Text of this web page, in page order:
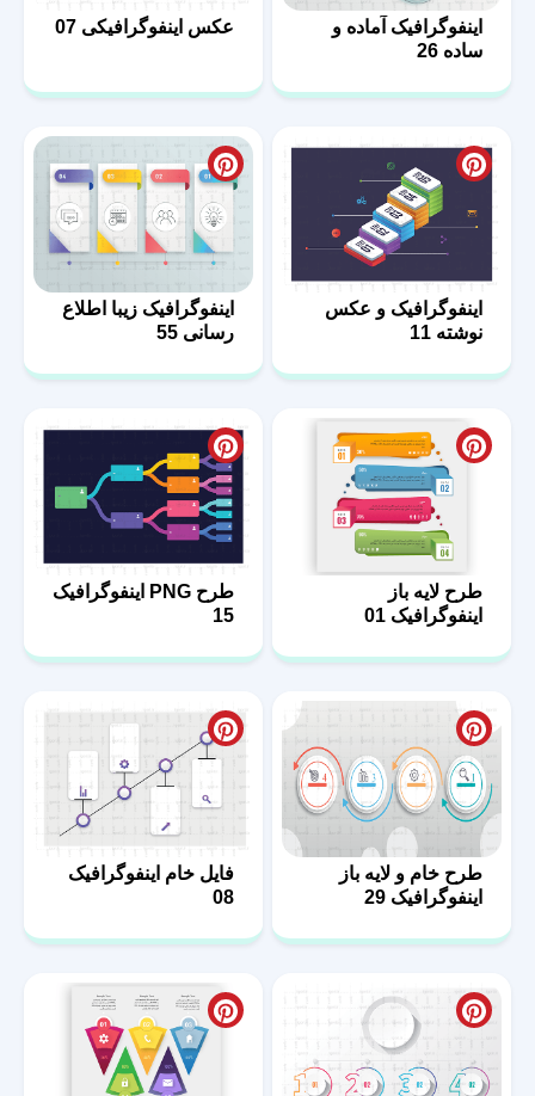
اینفوگرافیک آماده و
ساده 26
عکس اینفوگرافیکی 07
اینفوگرافیک و عکس
نوشته 11
اینفوگرافیک زیبا اطلاع
رسانی 55
طرح لایه باز
اینفوگرافیک 01
طرح PNG اینفوگرافیک
15
طرح خام و لایه باز
اینفوگرافیک 29
فایل خام اینفوگرافیک
08